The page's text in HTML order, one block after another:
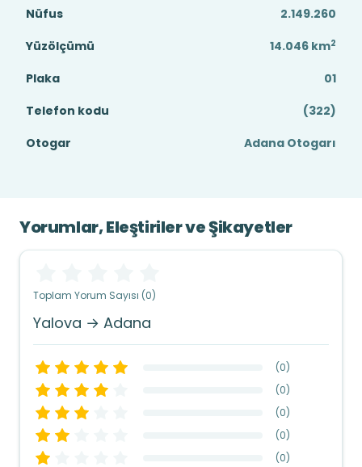
Nüfus
2.149.260
Yüzölçümü
14.046 km2
Plaka
01
Telefon kodu
(322)
Otogar
Adana Otogarı
Yorumlar, Eleştiriler ve Şikayetler
Toplam Yorum Sayısı (0)
Yalova → Adana
(0)
(0)
(0)
(0)
(0)